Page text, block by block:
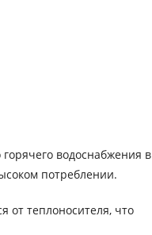
водоснабжения в
потреблении.
от теплоносителя, что